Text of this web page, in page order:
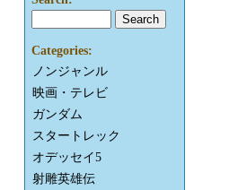
Categories:
ノンジャンル
映画・テレビ
ガンダム
スタートレック
オデッセイ5
射雕英雄伝